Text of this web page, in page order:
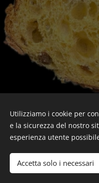
Utilizziamo i cookie per
e la sicurezza del nostro
esperienza utente
Accetta solo i necessari